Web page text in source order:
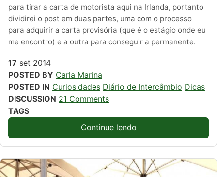
para tirar a carta de motorista aqui na Irlanda, portanto
dividirei o post em duas partes, uma com o processo
para adquirir a carta provisória (que é o estágio onde eu
me encontro) e a outra para conseguir a permanente.
17 set 2014
POSTED BY Carla Marina
POSTED IN Curiosidades Diário de Intercâmbio Dicas
DISCUSSION 21 Comments
TAGS
Continue lendo